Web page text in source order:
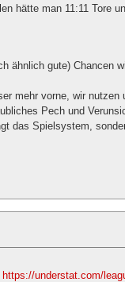
hätte man 11:11 Tore
ähnlich gute) Chancen
mehr vorne, wir nutzen
Pech und
das Spielsystem,
https://understat.com/